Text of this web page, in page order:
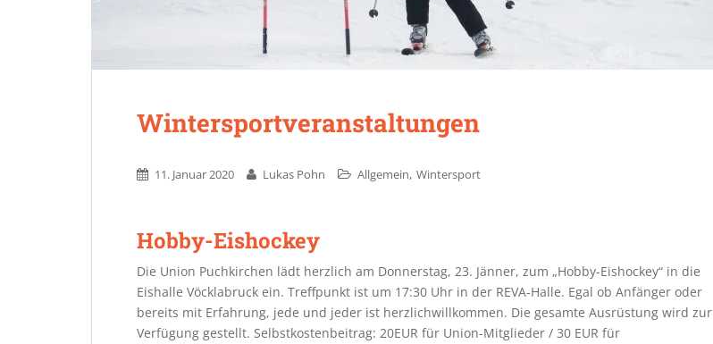
Wintersportveranstaltungen
11. Januar 2020 Lukas Pohn Allgemein, Wintersport
Hobby-Eishockey
Die Union Puchkirchen lädt herzlich am Donnerstag, 23. Jänner, zum „Hobby-Eishockey“ in die
Eishalle Vöcklabruck ein. Treffpunkt ist um 17:30 Uhr in der REVA-Halle. Egal ob Anfänger oder
bereits mit Erfahrung, jede und jeder ist herzlichwillkommen. Die gesamte Ausrüstung wird zur
Verfügung gestellt. Selbstkostenbeitrag: 20EUR für Union-Mitglieder / 30 EUR für